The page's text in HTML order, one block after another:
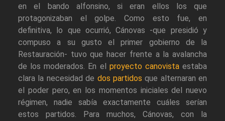
en el bando alfonsino, si eran ellos los que
protagonizaban el golpe. Como esto fue, en
definitiva, lo que ocurrió, Cánovas -que presidió y
compuso a su gusto el primer gobierno de la
Restauración- tuvo que hacer frente a la avalancha
de los moderados. En el proyecto canovistaestaba
clara la necesidad de dos partidos que alternaran en
el poder pero, en los momentos iniciales del nuevo
régimen, nadie sabía exactamente cuáles serían
estos partidos. Para muchos, Cánovas, con la